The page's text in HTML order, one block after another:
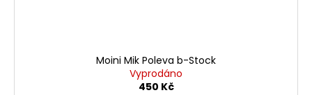
Moini Mik Poleva b-Stock
Vyprodáno
450 Kč